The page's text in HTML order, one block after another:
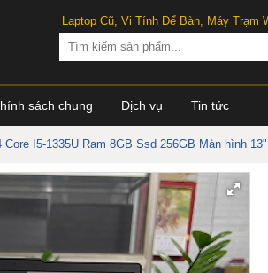
Laptop Cũ, Vi Tính Để Bàn, Máy Trạm
sách chung Dịch vụ Tin tức
Core I5-1335U Ram 8GB Ssd 256GB Màn hình